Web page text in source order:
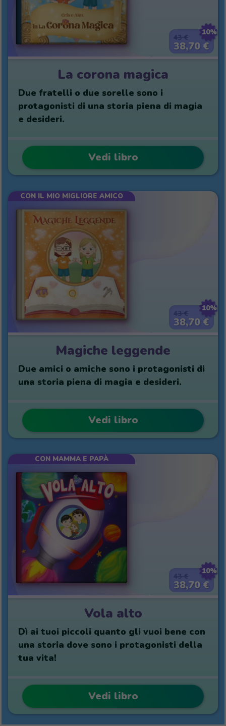
10%
38,70 €
La corona magica
Due fratelli o due sorelle sono i
protagonisti di una storia piena di magia
e desideri.
Vedi libro
10%
38,70 €
CON IL MIO MIGLIORE AMICO
Magiche leggende
Due amici o amiche sono i protagonisti di
una storia piena di magia e desideri.
Vedi libro
10%
38,70 €
CON MAMMA E PAPÀ
Vola alto
Dì ai tuoi piccoli quanto gli vuoi bene con
una storia dove sono i protagonisti della
tua vita!
Vedi libro